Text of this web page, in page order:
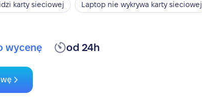
karty sieciowej
Laptop nie wykrywa karty sieciowej
wycenę od 24h